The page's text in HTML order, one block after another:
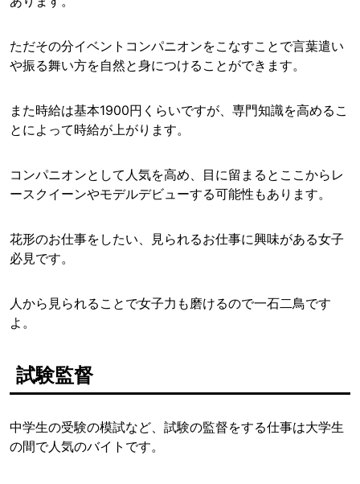
ただその分イベントコンパニオンをこなすことで言葉遣い
や振る舞い方を自然と身につけることができます。
また時給は基本1900円くらいですが、専門知識を高めるこ
とによって時給が上がります。
コンパニオンとして人気を高め、目に留まるとここからレ
ースクイーンやモデルデビューする可能性もあります。
花形のお仕事をしたい、見られるお仕事に興味がある女子
必見です。
人から見られることで女子力も磨けるので一石二鳥です
よ。
試験監督
中学生の受験の模試など、試験の監督をする仕事は大学生
の間で人気のバイトです。